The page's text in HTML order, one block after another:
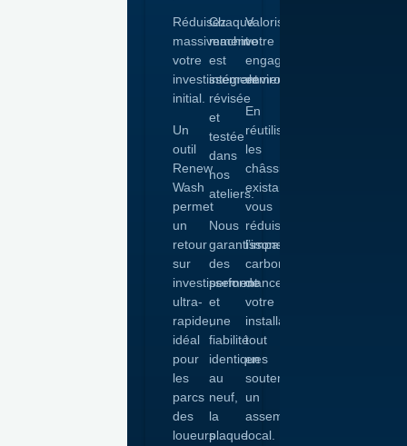
Réduisez
massivement
votre
investissement
initial.
Un
outil
Renew
Wash
permet
un
retour
sur
investissement
ultra-
rapide,
idéal
pour
les
parcs
des
loueurs
Chaque
machine
est
intégralement
révisée
et
testée
dans
nos
ateliers.
Nous
garantissons
des
performances
et
une
fiabilité
identiques
au
neuf,
la
plaque
Valorisez
votre
engagement
environnemental.
En
réutilisant
les
châssis
existants,
vous
réduisez
l’impact
carbone
de
votre
installation
tout
en
soutenant
un
assemblage
local.